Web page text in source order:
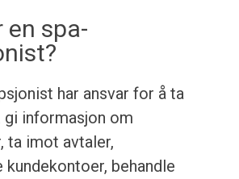
en spa-
har ansvar for å ta
gi informasjon om
ta imot avtaler,
kundekontoer, behandle